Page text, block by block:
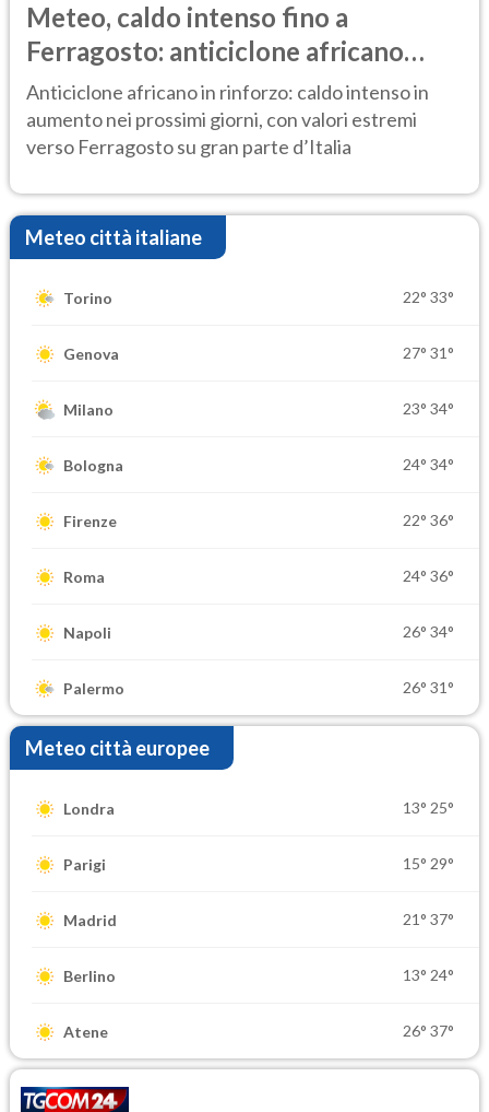
Meteo, caldo intenso fino a
Ferragosto: anticiclone africano
ancora protagonista
Anticiclone africano in rinforzo: caldo intenso in
aumento nei prossimi giorni, con valori estremi
verso Ferragosto su gran parte d’Italia
Meteo città italiane
Torino 22° 33°
Genova 27° 31°
Milano 23° 34°
Bologna 24° 34°
Firenze 22° 36°
Roma 24° 36°
Napoli 26° 34°
Palermo 26° 31°
Meteo città europee
Londra 13° 25°
Parigi 15° 29°
Madrid 21° 37°
Berlino 13° 24°
Atene 26° 37°